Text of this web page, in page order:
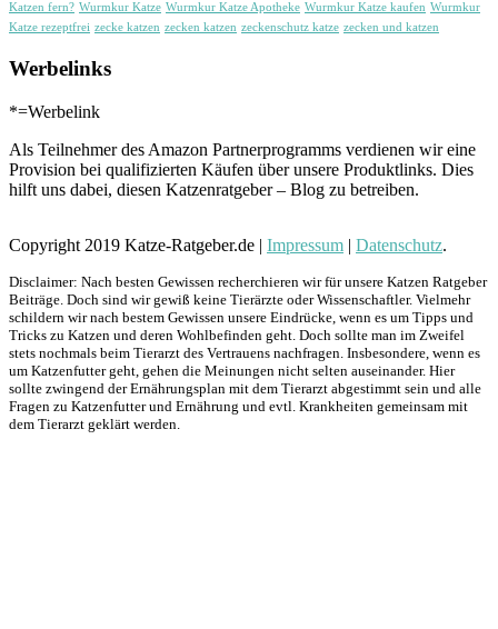
Katzen fern? Wurmkur Katze Wurmkur Katze Apotheke Wurmkur Katze kaufen Wurmkur
Katze rezeptfrei zecke katzen zecken katzen zeckenschutz katze zecken und katzen
Werbelinks
*=Werbelink
Als Teilnehmer des Amazon Partnerprogramms verdienen wir eine
Provision bei qualifizierten Käufen über unsere Produktlinks. Dies
hilft uns dabei, diesen Katzenratgeber – Blog zu betreiben.
Copyright 2019 Katze-Ratgeber.de | Impressum | Datenschutz.
Disclaimer: Nach besten Gewissen recherchieren wir für unsere Katzen Ratgeber
Beiträge. Doch sind wir gewiß keine Tierärzte oder Wissenschaftler. Vielmehr
schildern wir nach bestem Gewissen unsere Eindrücke, wenn es um Tipps und
Tricks zu Katzen und deren Wohlbefinden geht. Doch sollte man im Zweifel
stets nochmals beim Tierarzt des Vertrauens nachfragen. Insbesondere, wenn es
um Katzenfutter geht, gehen die Meinungen nicht selten auseinander. Hier
sollte zwingend der Ernährungsplan mit dem Tierarzt abgestimmt sein und alle
Fragen zu Katzenfutter und Ernährung und evtl. Krankheiten gemeinsam mit
dem Tierarzt geklärt werden.